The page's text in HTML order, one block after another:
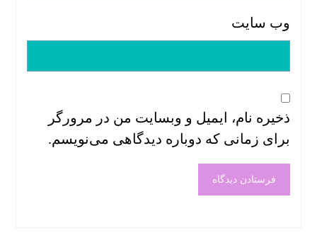
وب‌ سایت
ذخیره نام، ایمیل و وبسایت من در مرورگر
برای زمانی که دوباره دیدگاهی می‌نویسم.
فرستادن دیدگاه